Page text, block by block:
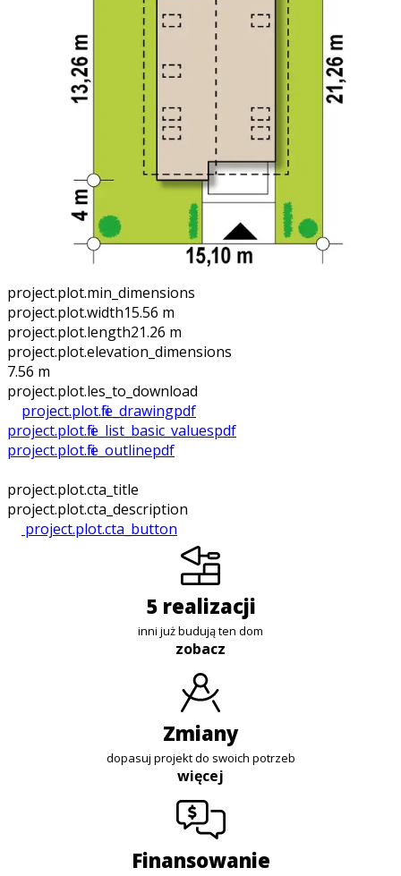
project.plot.min_dimensions
project.plot.width15.56 m
project.plot.length21.26 m
project.plot.elevation_dimensions
7.56 m
project.plot.files_to_download
project.plot.file_drawingpdf
project.plot.file_list_basic_valuespdf
project.plot.file_outlinepdf
project.plot.cta_title
project.plot.cta_description
project.plot.cta_button
5 realizacji
inni już budują ten dom
zobacz
zmiany
dopasuj projekt do swoich potrzeb
więcej
finansowanie